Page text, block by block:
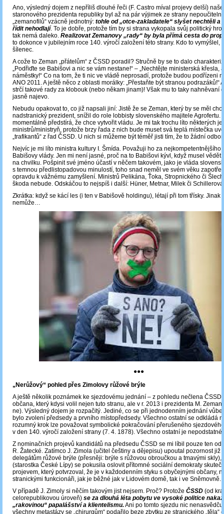
Ano, výsledný dojem z nepříliš dlouhé řeči (F. Castro míval projevy delší)
staronového prezidenta republiky byl až na pár výjimek ze strany
„zemanofilů“ vzácně jednotný: tohle od „otce-zakladatele“ slyšet nechtěli a
řídit nehodlají. To je dobře, protože tím by si strana vykopala svůj politický
tak nemá daleko. Realizovat Zemanovy „rady“ by byla přímá cesta do
to dokonce v jubilejním roce 140. výročí založení této strany. Kdo to vymýšlel,
šílenec.
A cože to Zeman „přátelům“ z ČSSD poradil? Stručně by se to dalo
„Podřiďte se Babišovi a nic se vám nestane!“ ‒ „Nechtějte ministerská křesla,
náměstky!“ Co na tom, že ti nic ve vládě neprosadí, protože budou podřízeni
ANO 2011. A ještě něco z oblasti morálky: „Přestaňte být stranou podrazáků!“
strčí takové rady za klobouk (nebo někam jinam)! Však mu to taky nahněvaní
jasně najevo.
Nebudu opakovat to, co již napsali jiní: Jistě že se Zeman, který by se měl
nadstranický prezident, snížil do role lobbisty slovenského majitele Agrofertu.
momentálně předstírá, že chce vytvořit vládu. Je mi tak trochu líto některých
ministrů/ministryň, protože brzy řada z nich bude muset svá teplá místečka
„trafikantů“ z řad ČSSD. U nich si můžeme být téměř jisti tím, že to žádní
Nejvíc je mi líto ministra kultury I. Šmída. Považuji ho za nejkompetentnějšího
Babišovy vlády. Jen mi není jasné, proč na to Babišovi kývl, když musel
na chvilku. Pošpinit své jméno účastí v něčem takovém, jako je vláda
s temnou předlistopadovou minulostí, toho snad neměl ve svém věku
opravdu k vážnému zamyšlení. Ministrů Pelikána, Ťoka, Stropnického či
škoda nebude. Odskáčou to nejspíš i další: Hüner, Metnar, Milek či
Zkrátka: když se kácí les (i ten v Babišově holdingu), létají při tom třísky. Jinak
nemůže…
●●●
„Nerůžový“ pohled přes Zimolovy růžové brýle
A ještě několik poznámek ke sjezdovému jednání – z pohledu nečlena ČSSD
občana, který kdysi volil nejen tuto stranu, ale v r. 2013 i prezidenta M.
ne). Výsledný dojem je rozpačitý. Jediné, co se při jednodenním jednání
bylo zvolení předsedy a prvního místopředsedy. Všechno ostatní se odkládá
rozumný krok lze považovat symbolické pokračování přerušeného
v den 140. výročí založení strany (7. 4. 1878). Všechno ostatní je nepodstatné.
Z nominačních projevů kandidátů na předsedu ČSSD se mi líbil pouze ten od
R. Žatecké. Zatímco J. Zimola (učitel češtiny a dějepisu) upoutal pozornost již
delegátům růžové brýle (přesněji: brýle s růžovou obroučkou a tmavými skly),
(starostka České Lípy) se pokusila oslovit přítomné sociální demokraty
projevem, který potvrzoval, že je v každodenním styku s obyčejnými občany,
stranickými funkcionáři, jak je běžné jak v Lidovém domě, tak i ve Sněmovně.
V případě J. Zimoly si něčím takovým jist nejsem. Proč? Protože ČSSD (od
celorepublikovou úroveň) se za dlouhá léta pobytu ve vysoké politice
„rakovinou“ papalášství a klientelismu.Ani po tomto sjezdu nic
všechny metastázy se „chirurgům“ podařilo beze zbytku ze stranického „těla“